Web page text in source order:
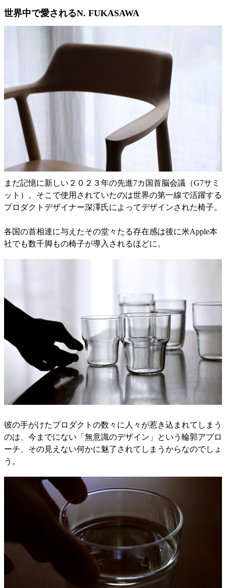
世界中で愛されるN. FUKASAWA
まだ記憶に新しい２０２３年の先進7カ国首脳会議（G7サミ
ット）。そこで使用されていたのは世界の第一線で活躍する
プロダクトデザイナー深澤氏によってデザインされた椅子。
各国の首相達に与えたその堂々たる存在感は後に米Apple本
社でも数千脚もの椅子が導入されるほどに。
彼の手がけたプロダクトの数々に人々が惹き込まれてしまう
のは、今までにない「無意識のデザイン」という輪郭アプロ
ーチ、その見えない何かに魅了されてしまうからなのでしょ
う。